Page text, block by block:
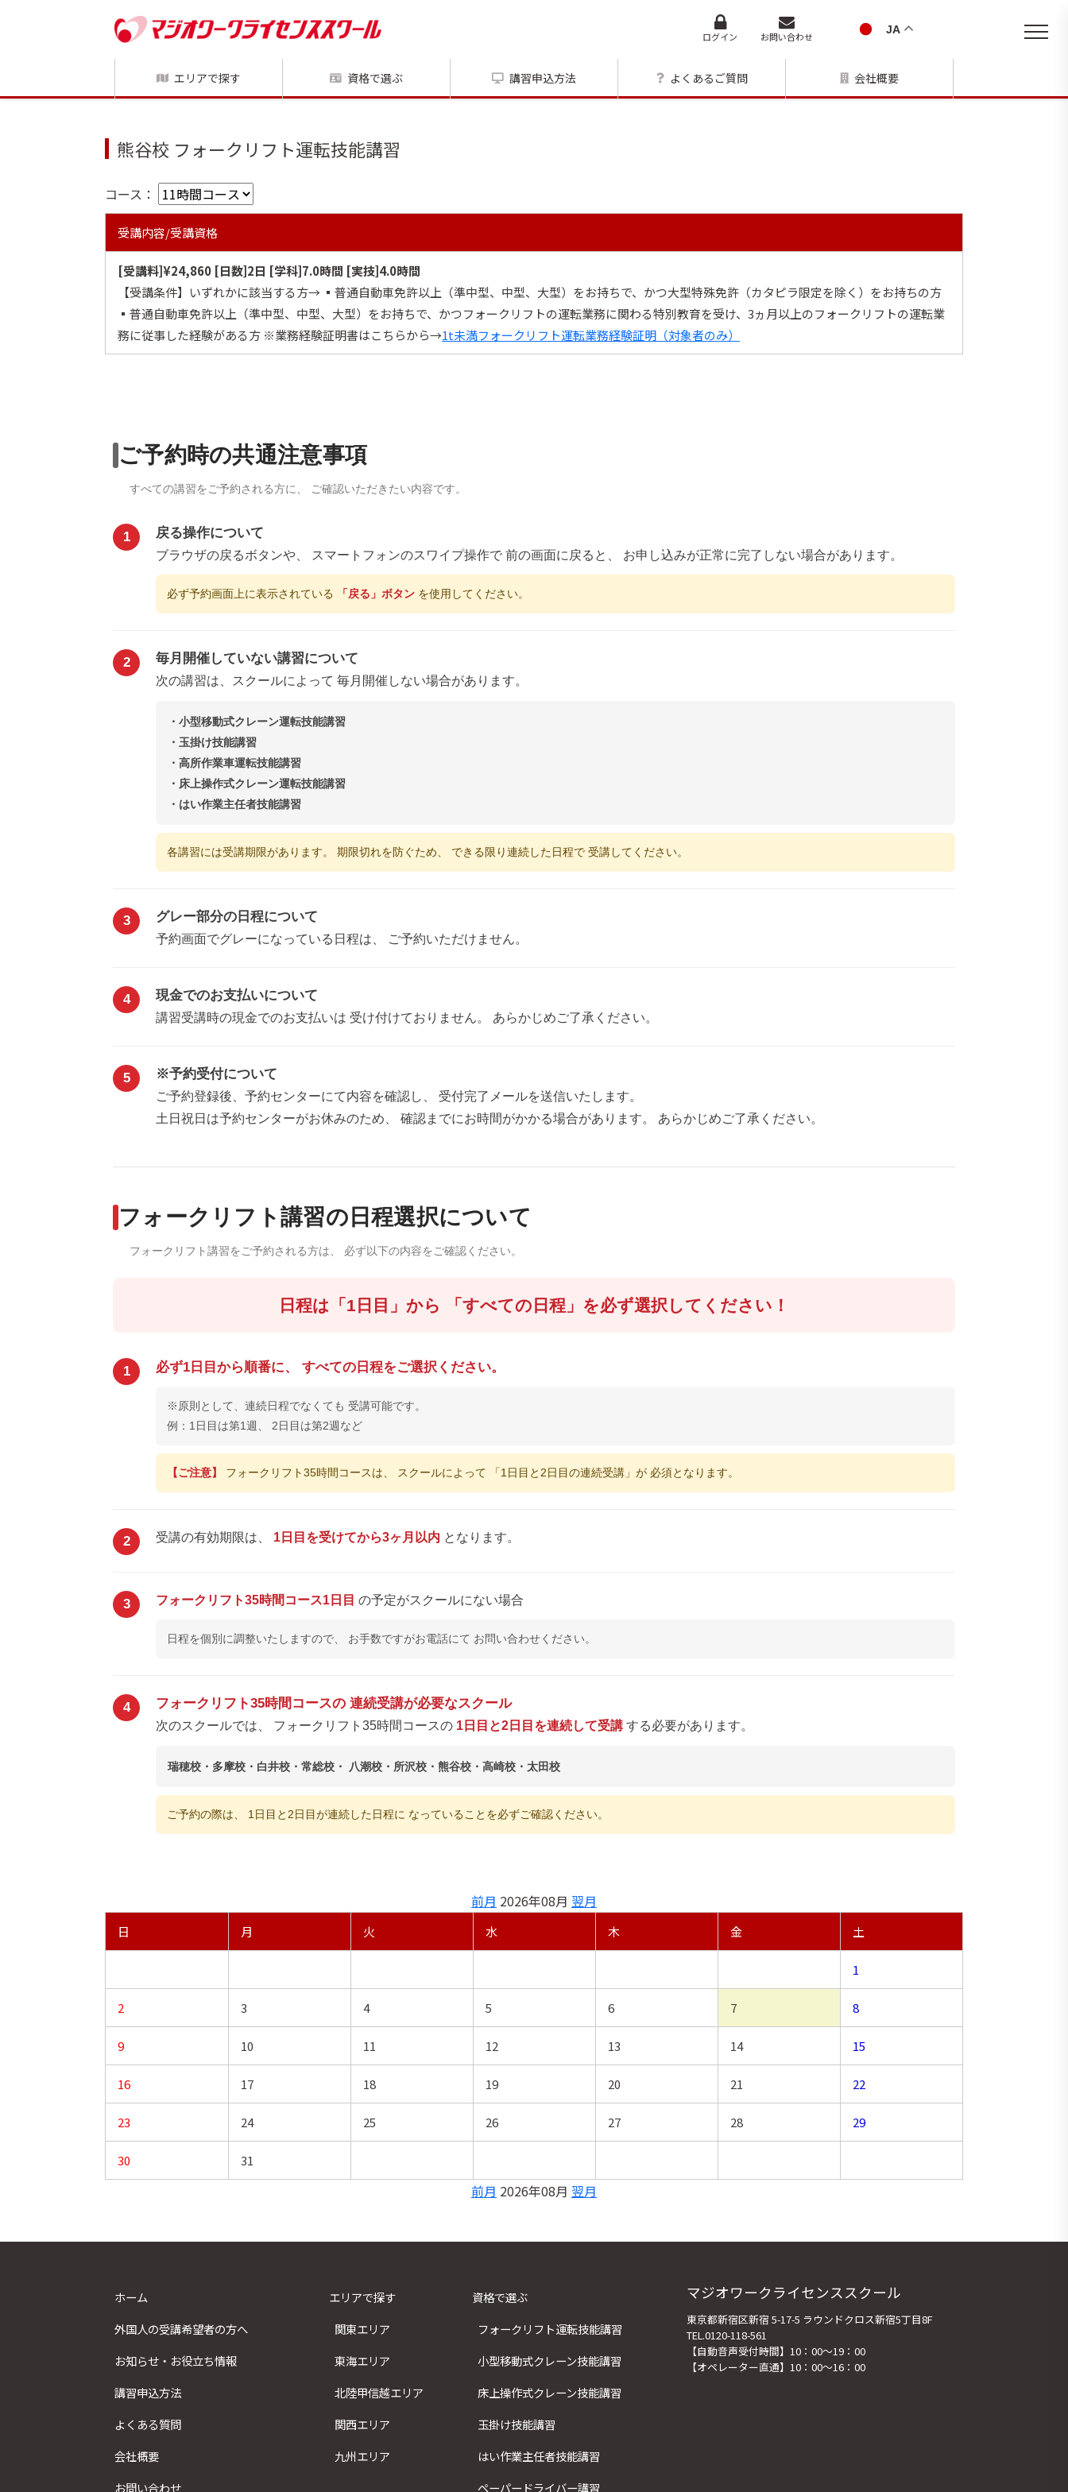
ログイン お問い合わせ
JA
エリアで探す 資格で選ぶ 講習申込方法 よくあるご質問 会社概要
熊谷校 フォークリフト運転技能講習
コース：
受講内容/受講資格
[受講料]¥24,860 [日数]2日 [学科]7.0時間 [実技]4.0時間
【受講条件】いずれかに該当する方→ ▪️普通自動車免許以上（準中型、中型、大型）をお持ちで、かつ大型特殊免許（カタピラ限定を除く）をお持ちの方
▪️普通自動車免許以上（準中型、中型、大型）をお持ちで、かつフォークリフトの運転業務に関わる特別教育を受け、3ヵ月以上のフォークリフトの運転業
務に従事した経験がある方 ※業務経験証明書はこちらから→1t未満フォークリフト運転業務経験証明（対象者のみ）
ご予約時の共通注意事項
すべての講習をご予約される方に、 ご確認いただきたい内容です。
1 戻る操作について
ブラウザの戻るボタンや、 スマートフォンのスワイプ操作で 前の画面に戻ると、 お申し込みが正常に完了しない場合があります。
必ず予約画面上に表示されている 「戻る」ボタン を使用してください。
2 毎月開催していない講習について
次の講習は、スクールによって 毎月開催しない場合があります。
・小型移動式クレーン運転技能講習
・玉掛け技能講習
・高所作業車運転技能講習
・床上操作式クレーン運転技能講習
・はい作業主任者技能講習
各講習には受講期限があります。 期限切れを防ぐため、 できる限り連続した日程で 受講してください。
3 グレー部分の日程について
予約画面でグレーになっている日程は、 ご予約いただけません。
4 現金でのお支払いについて
講習受講時の現金でのお支払いは 受け付けておりません。 あらかじめご了承ください。
5 ※予約受付について
ご予約登録後、予約センターにて内容を確認し、 受付完了メールを送信いたします。
土日祝日は予約センターがお休みのため、 確認までにお時間がかかる場合があります。 あらかじめご了承ください。
フォークリフト講習の日程選択について
フォークリフト講習をご予約される方は、 必ず以下の内容をご確認ください。
日程は「1日目」から 「すべての日程」を必ず選択してください！
1 必ず1日目から順番に、 すべての日程をご選択ください。
※原則として、連続日程でなくても 受講可能です。
例：1日目は第1週、 2日目は第2週など
【ご注意】 フォークリフト35時間コースは、 スクールによって 「1日目と2日目の連続受講」が 必須となります。
2 受講の有効期限は、 1日目を受けてから3ヶ月以内 となります。
3 フォークリフト35時間コース1日目 の予定がスクールにない場合
日程を個別に調整いたしますので、 お手数ですがお電話にて お問い合わせください。
4 フォークリフト35時間コースの 連続受講が必要なスクール
次のスクールでは、 フォークリフト35時間コースの 1日目と2日目を連続して受講 する必要があります。
瑞穂校・多摩校・白井校・常総校・ 八潮校・所沢校・熊谷校・高崎校・太田校
ご予約の際は、 1日目と2日目が連続した日程に なっていることを必ずご確認ください。
前月 2026年08月 翌月
日 月 火 水 木 金 土
1
2 3 4 5 6 7 8
9 10 11 12 13 14 15
16 17 18 19 20 21 22
23 24 25 26 27 28 29
30 31
前月 2026年08月 翌月
ホーム
外国人の受講希望者の方へ
お知らせ・お役立ち情報
講習申込方法
よくある質問
会社概要
お問い合わせ
エリアで探す
関東エリア
東海エリア
北陸甲信越エリア
関西エリア
九州エリア
資格で選ぶ
フォークリフト運転技能講習
小型移動式クレーン技能講習
床上操作式クレーン技能講習
玉掛け技能講習
はい作業主任者技能講習
ペーパードライバー講習
マジオワークライセンススクール
東京都新宿区新宿 5-17-5 ラウンドクロス新宿5丁目8F
TEL.0120-118-561
【自動音声受付時間】10：00～19：00
【オペレーター直通】10：00～16：00